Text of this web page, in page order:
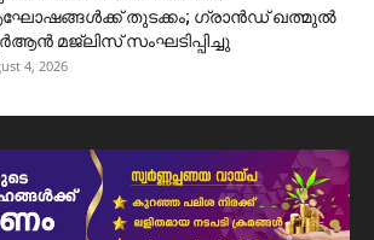
തുടക്കം; ഗ്രാൻഡ് ഖത്മുൽ
മജ്‌ലിസ് സംഘടിപ്പിച്ചു
4, 2026